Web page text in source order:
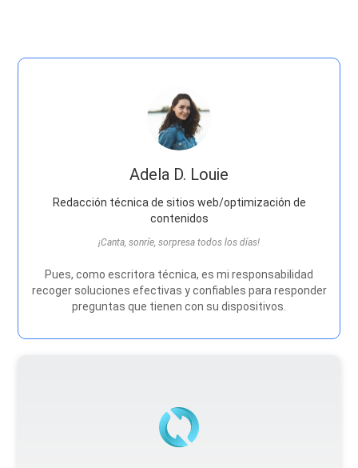
Adela D. Louie
Redacción técnica de sitios web/optimización de
contenidos
¡Canta, sonríe, sorpresa todos los días!
Pues, como escritora técnica, es mi responsabilidad
recoger soluciones efectivas y confiables para responder
preguntas que tienen con su dispositivos.